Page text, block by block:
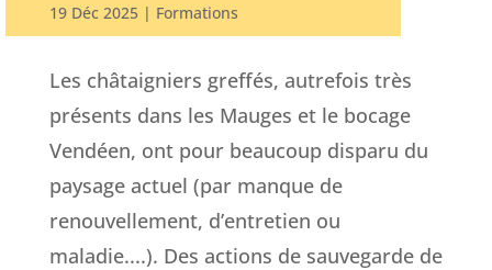
19 Déc 2025| Formations
Les châtaigniers greffés, autrefois très
présents dans les Mauges et le bocage
Vendéen, ont pour beaucoup disparu du
paysage actuel (par manque de
renouvellement, d’entretien ou
maladie....). Des actions de sauvegarde de